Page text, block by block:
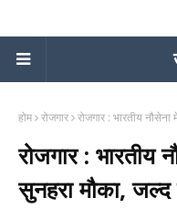
होम रोजगार रोजगार : भारतीय
रोजगार :
सुनहरा मौका,